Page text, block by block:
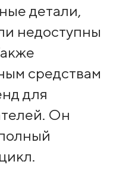
детали,
недоступны
средствам
для
Он